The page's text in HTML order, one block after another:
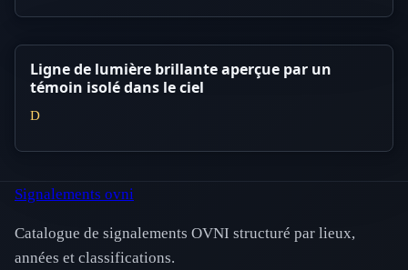
Ligne de lumière brillante aperçue par un
témoin isolé dans le ciel
D
Signalements ovni
Catalogue de signalements OVNI structuré par lieux,
années et classifications.